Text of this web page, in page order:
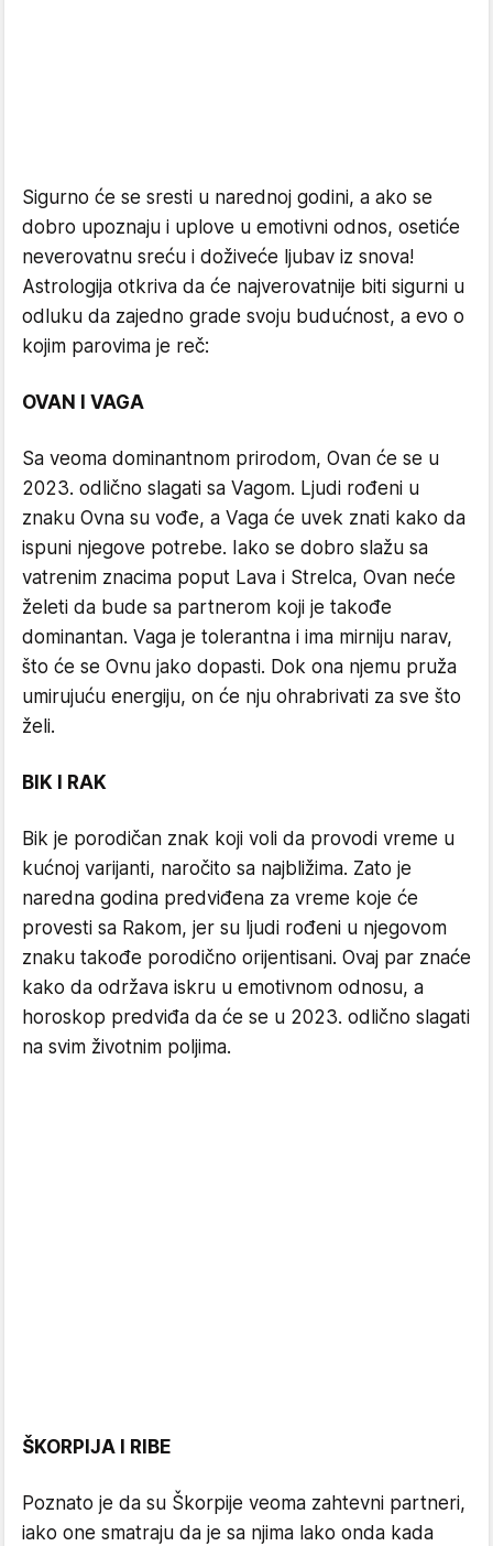
Sigurno će se sresti u narednoj godini, a ako se
dobro upoznaju i uplove u emotivni odnos, osetiće
neverovatnu sreću i doživeće ljubav iz snova!
Astrologija otkriva da će najverovatnije biti sigurni u
odluku da zajedno grade svoju budućnost, a evo o
kojim parovima je reč:
OVAN I VAGA
Sa veoma dominantnom prirodom, Ovan će se u
2023. odlično slagati sa Vagom. Ljudi rođeni u
znaku Ovna su vođe, a Vaga će uvek znati kako da
ispuni njegove potrebe. Iako se dobro slažu sa
vatrenim znacima poput Lava i Strelca, Ovan neće
želeti da bude sa partnerom koji je takođe
dominantan. Vaga je tolerantna i ima mirniju narav,
što će se Ovnu jako dopasti. Dok ona njemu pruža
umirujuću energiju, on će nju ohrabrivati za sve što
želi.
BIK I RAK
Bik je porodičan znak koji voli da provodi vreme u
kućnoj varijanti, naročito sa najbližima. Zato je
naredna godina predviđena za vreme koje će
provesti sa Rakom, jer su ljudi rođeni u njegovom
znaku takođe porodično orijentisani. Ovaj par znaće
kako da održava iskru u emotivnom odnosu, a
horoskop predviđa da će se u 2023. odlično slagati
na svim životnim poljima.
ŠKORPIJA I RIBE
Poznato je da su Škorpije veoma zahtevni partneri,
iako one smatraju da je sa njima lako onda kada